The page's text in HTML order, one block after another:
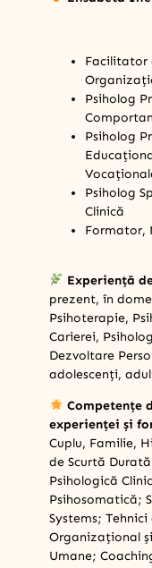
Facilitator
Psiholog
Psiholog
Psiholog
Clinică
Formator,
Experiență
prezent, în
Psihoterapie,
Carierei,
Dezvoltare
adolescenți,
Competențe
experienței și
Cuplu, Familie,
de Scurtă
Psihologică
Psihosomatică;
Systems;
Organizațional și
Umane;